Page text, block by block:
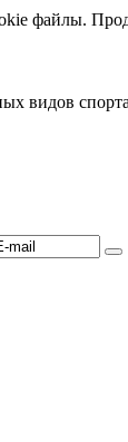
файлы.
видов